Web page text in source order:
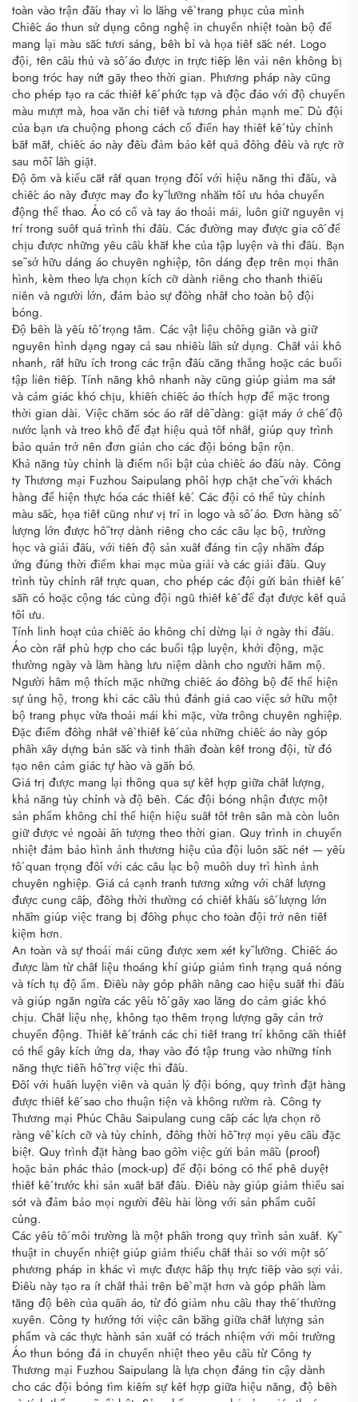
toàn vào trận đấu thay vì lo lắng về trang phục của mình
Chiếc áo thun sử dụng công nghệ in chuyển nhiệt toàn bộ để
mang lại màu sắc tươi sáng, bền bỉ và họa tiết sắc nét. Logo
đội, tên cầu thủ và số áo được in trực tiếp lên vải nên không bị
bong tróc hay nứt gãy theo thời gian. Phương pháp này cũng
cho phép tạo ra các thiết kế phức tạp và độc đáo với độ chuyển
màu mượt mà, hoa văn chi tiết và tương phản mạnh mẽ. Dù đội
của bạn ưa chuộng phong cách cổ điển hay thiết kế tùy chỉnh
bắt mắt, chiếc áo này đều đảm bảo kết quả đồng đều và rực rỡ
sau mỗi lần giặt.
Độ ôm và kiểu cắt rất quan trọng đối với hiệu năng thi đấu, và
chiếc áo này được may đo kỹ lưỡng nhằm tối ưu hóa chuyển
động thể thao. Áo có cổ và tay áo thoải mái, luôn giữ nguyên vị
trí trong suốt quá trình thi đấu. Các đường may được gia cố để
chịu được những yêu cầu khắt khe của tập luyện và thi đấu. Bạn
sẽ sở hữu dáng áo chuyên nghiệp, tôn dáng đẹp trên mọi thân
hình, kèm theo lựa chọn kích cỡ dành riêng cho thanh thiếu
niên và người lớn, đảm bảo sự đồng nhất cho toàn bộ đội
bóng.
Độ bền là yếu tố trọng tâm. Các vật liệu chống giãn và giữ
nguyên hình dạng ngay cả sau nhiều lần sử dụng. Chất vải khô
nhanh, rất hữu ích trong các trận đấu căng thẳng hoặc các buổi
tập liên tiếp. Tính năng khô nhanh này cũng giúp giảm ma sát
và cảm giác khó chịu, khiến chiếc áo thích hợp để mặc trong
thời gian dài. Việc chăm sóc áo rất dễ dàng: giặt máy ở chế độ
nước lạnh và treo khô để đạt hiệu quả tốt nhất, giúp quy trình
bảo quản trở nên đơn giản cho các đội bóng bận rộn.
Khả năng tùy chỉnh là điểm nổi bật của chiếc áo đấu này. Công
ty Thương mại Fuzhou Saipulang phối hợp chặt chẽ với khách
hàng để hiện thực hóa các thiết kế. Các đội có thể tùy chỉnh
màu sắc, họa tiết cũng như vị trí in logo và số áo. Đơn hàng số
lượng lớn được hỗ trợ dành riêng cho các câu lạc bộ, trường
học và giải đấu, với tiến độ sản xuất đáng tin cậy nhằm đáp
ứng đúng thời điểm khai mạc mùa giải và các giải đấu. Quy
trình tùy chỉnh rất trực quan, cho phép các đội gửi bản thiết kế
sẵn có hoặc cộng tác cùng đội ngũ thiết kế để đạt được kết quả
tối ưu.
Tính linh hoạt của chiếc áo không chỉ dừng lại ở ngày thi đấu.
Áo còn rất phù hợp cho các buổi tập luyện, khởi động, mặc
thường ngày và làm hàng lưu niệm dành cho người hâm mộ.
Người hâm mộ thích mặc những chiếc áo đồng bộ để thể hiện
sự ủng hộ, trong khi các cầu thủ đánh giá cao việc sở hữu một
bộ trang phục vừa thoải mái khi mặc, vừa trông chuyên nghiệp.
Đặc điểm đồng nhất về thiết kế của những chiếc áo này góp
phần xây dựng bản sắc và tinh thần đoàn kết trong đội, từ đó
tạo nên cảm giác tự hào và gắn bó.
Giá trị được mang lại thông qua sự kết hợp giữa chất lượng,
khả năng tùy chỉnh và độ bền. Các đội bóng nhận được một
sản phẩm không chỉ thể hiện hiệu suất tốt trên sân mà còn luôn
giữ được vẻ ngoài ấn tượng theo thời gian. Quy trình in chuyển
nhiệt đảm bảo hình ảnh thương hiệu của đội luôn sắc nét — yếu
tố quan trọng đối với các câu lạc bộ muốn duy trì hình ảnh
chuyên nghiệp. Giá cả cạnh tranh tương xứng với chất lượng
được cung cấp, đồng thời thường có chiết khấu số lượng lớn
nhằm giúp việc trang bị đồng phục cho toàn đội trở nên tiết
kiệm hơn.
An toàn và sự thoải mái cũng được xem xét kỹ lưỡng. Chiếc áo
được làm từ chất liệu thoáng khí giúp giảm tình trạng quá nóng
và tích tụ độ ẩm. Điều này góp phần nâng cao hiệu suất thi đấu
và giúp ngăn ngừa các yếu tố gây xao lãng do cảm giác khó
chịu. Chất liệu nhẹ, không tạo thêm trọng lượng gây cản trở
chuyển động. Thiết kế tránh các chi tiết trang trí không cần thiết
có thể gây kích ứng da, thay vào đó tập trung vào những tính
năng thực tiễn hỗ trợ việc thi đấu.
Đối với huấn luyện viên và quản lý đội bóng, quy trình đặt hàng
được thiết kế sao cho thuận tiện và không rườm rà. Công ty
Thương mại Phúc Châu Saipulang cung cấp các lựa chọn rõ
ràng về kích cỡ và tùy chỉnh, đồng thời hỗ trợ mọi yêu cầu đặc
biệt. Quy trình đặt hàng bao gồm việc gửi bản mẫu (proof)
hoặc bản phác thảo (mock-up) để đội bóng có thể phê duyệt
thiết kế trước khi sản xuất bắt đầu. Điều này giúp giảm thiểu sai
sót và đảm bảo mọi người đều hài lòng với sản phẩm cuối
cùng.
Các yếu tố môi trường là một phần trong quy trình sản xuất. Kỹ
thuật in chuyển nhiệt giúp giảm thiểu chất thải so với một số
phương pháp in khác vì mực được hấp thụ trực tiếp vào sợi vải.
Điều này tạo ra ít chất thải trên bề mặt hơn và góp phần làm
tăng độ bền của quần áo, từ đó giảm nhu cầu thay thế thường
xuyên. Công ty hướng tới việc cân bằng giữa chất lượng sản
phẩm và các thực hành sản xuất có trách nhiệm với môi trường
Áo thun bóng đá in chuyển nhiệt theo yêu cầu từ Công ty
Thương mại Fuzhou Saipulang là lựa chọn đáng tin cậy dành
cho các đội bóng tìm kiếm sự kết hợp giữa hiệu năng, độ bền